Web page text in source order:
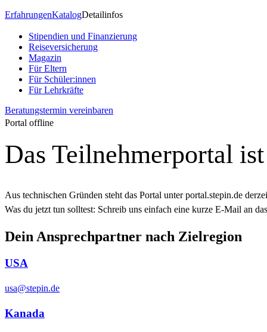
ErfahrungenKatalogDetailinfos
Stipendien und Finanzierung
Reiseversicherung
Magazin
Für Eltern
Für Schüler:innen
Für Lehrkräfte
Beratungstermin vereinbaren
Portal offline
Das Teilnehmerportal
Aus technischen Gründen steht das Portal unter portal.stepin.de
Was du jetzt tun solltest: Schreib uns einfach eine kurze E‑Mail an
Dein Ansprechpartner nach Zielregion
USA
usa@stepin.de
Kanada